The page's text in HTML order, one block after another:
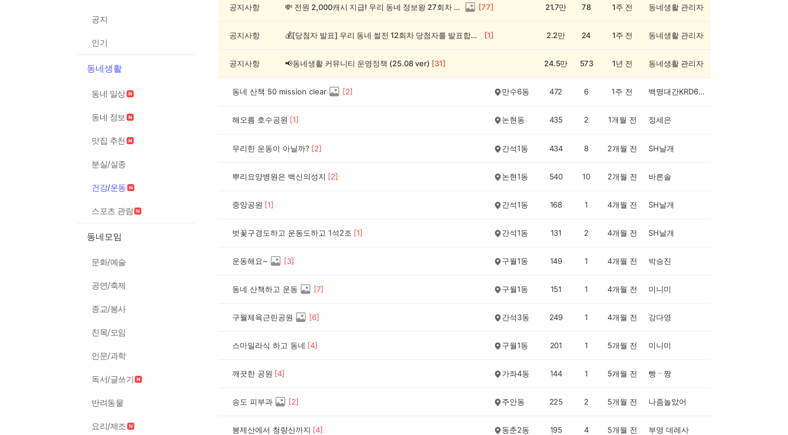
공지
인기
동네생활
동네 일상
동네 정보
맛집 추천
분실/실종
건강/운동
스포츠 관람
동네모임
문화/예술
공연/축제
종교/봉사
친목/모임
인문/과학
독서/글쓰기
반려동물
요리/제조
공지사항 💸 전원 2,000캐시 지급! 우리 동네 정보왕 27회차 (~8/10) [77] 21.7만 78 1주 전 동네생활 관리자
공지사항 💰[당첨자 발표] 우리 동네 썰전 12회차 당첨자를 발표합니다! [1] 2.2만 24 1주 전 동네생활 관리자
공지사항 📢동네생활 커뮤니티 운영정책 (25.08 ver) [31] 24.5만 573 1년 전 동네생활 관리자
동네 산책 50 mission clear [2] 만수6동 472 6 1주 전 백명대간KRD6GXZ
해오름 호수공원 [1] 논현동 435 2 1개월 전 정세은
무리한 운동이 아닐까? [2] 간석1동 434 8 2개월 전 SH날개
뿌리요양병원은 백신의성지 [2] 논현1동 540 10 2개월 전 바른솔
중앙공원 [1] 간석1동 168 1 4개월 전 SH날개
벗꽃구경도하고 운동도하고 1석2조 [1] 간석1동 131 2 4개월 전 SH날개
운동해요~ [3] 구월1동 149 1 4개월 전 박승진
동네 산책하고 운동 [7] 구월1동 151 1 4개월 전 미니미
구월체육근린공원 [6] 간석3동 249 1 4개월 전 강다영
스마일라식 하고 동네 [4] 구월1동 201 1 5개월 전 미니미
깨끗한 공원 [4] 가좌4동 144 1 5개월 전 빵ᆢ짱
송도 피부과 [2] 주안동 225 2 5개월 전 나좀놀았어
봉제산에서 청량산까지 [4] 동춘2동 195 4 5개월 전 부영 데레사